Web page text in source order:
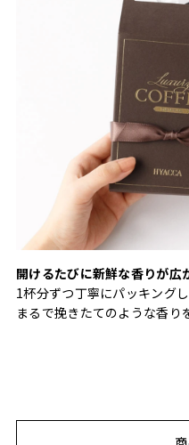
開けるたびに新鮮な香りが広
1杯分ずつ丁寧にパッキング
まるで挽きたてのような香り